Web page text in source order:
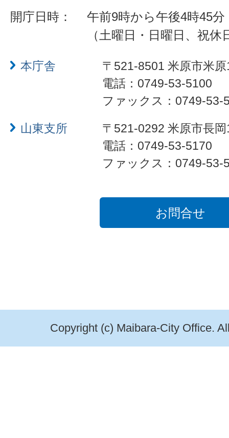
開庁日時：
午前9時から午後4時45分
（土曜日・日曜日、祝
本庁舎
〒521-8501 米原市米
電話：0749-53-5100
ファックス：0749-53-
山東支所
〒521-0292 米原市長
電話：0749-53-5170
ファックス：0749-53-
お問合せ
Copyright (c) Maibara-City Office.